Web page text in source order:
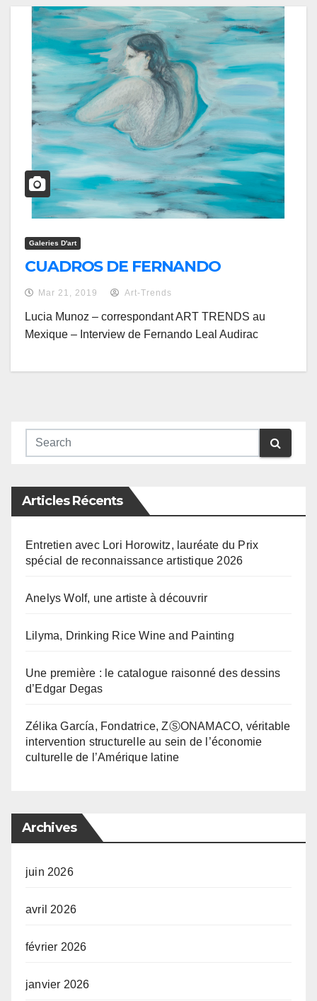
Galeries D'art
CUADROS DE FERNANDO
Mar 21, 2019 Art-Trends
Lucia Munoz – correspondant ART TRENDS au
Mexique – Interview de Fernando Leal Audirac
Articles Récents
Entretien avec Lori Horowitz, lauréate du Prix
spécial de reconnaissance artistique 2026
Anelys Wolf, une artiste à découvrir
Lilyma, Drinking Rice Wine and Painting
Une première : le catalogue raisonné des dessins
d’Edgar Degas
Zélika García, Fondatrice, ZⓈONAMACO, véritable
intervention structurelle au sein de l’économie
culturelle de l’Amérique latine
Archives
juin 2026
avril 2026
février 2026
janvier 2026